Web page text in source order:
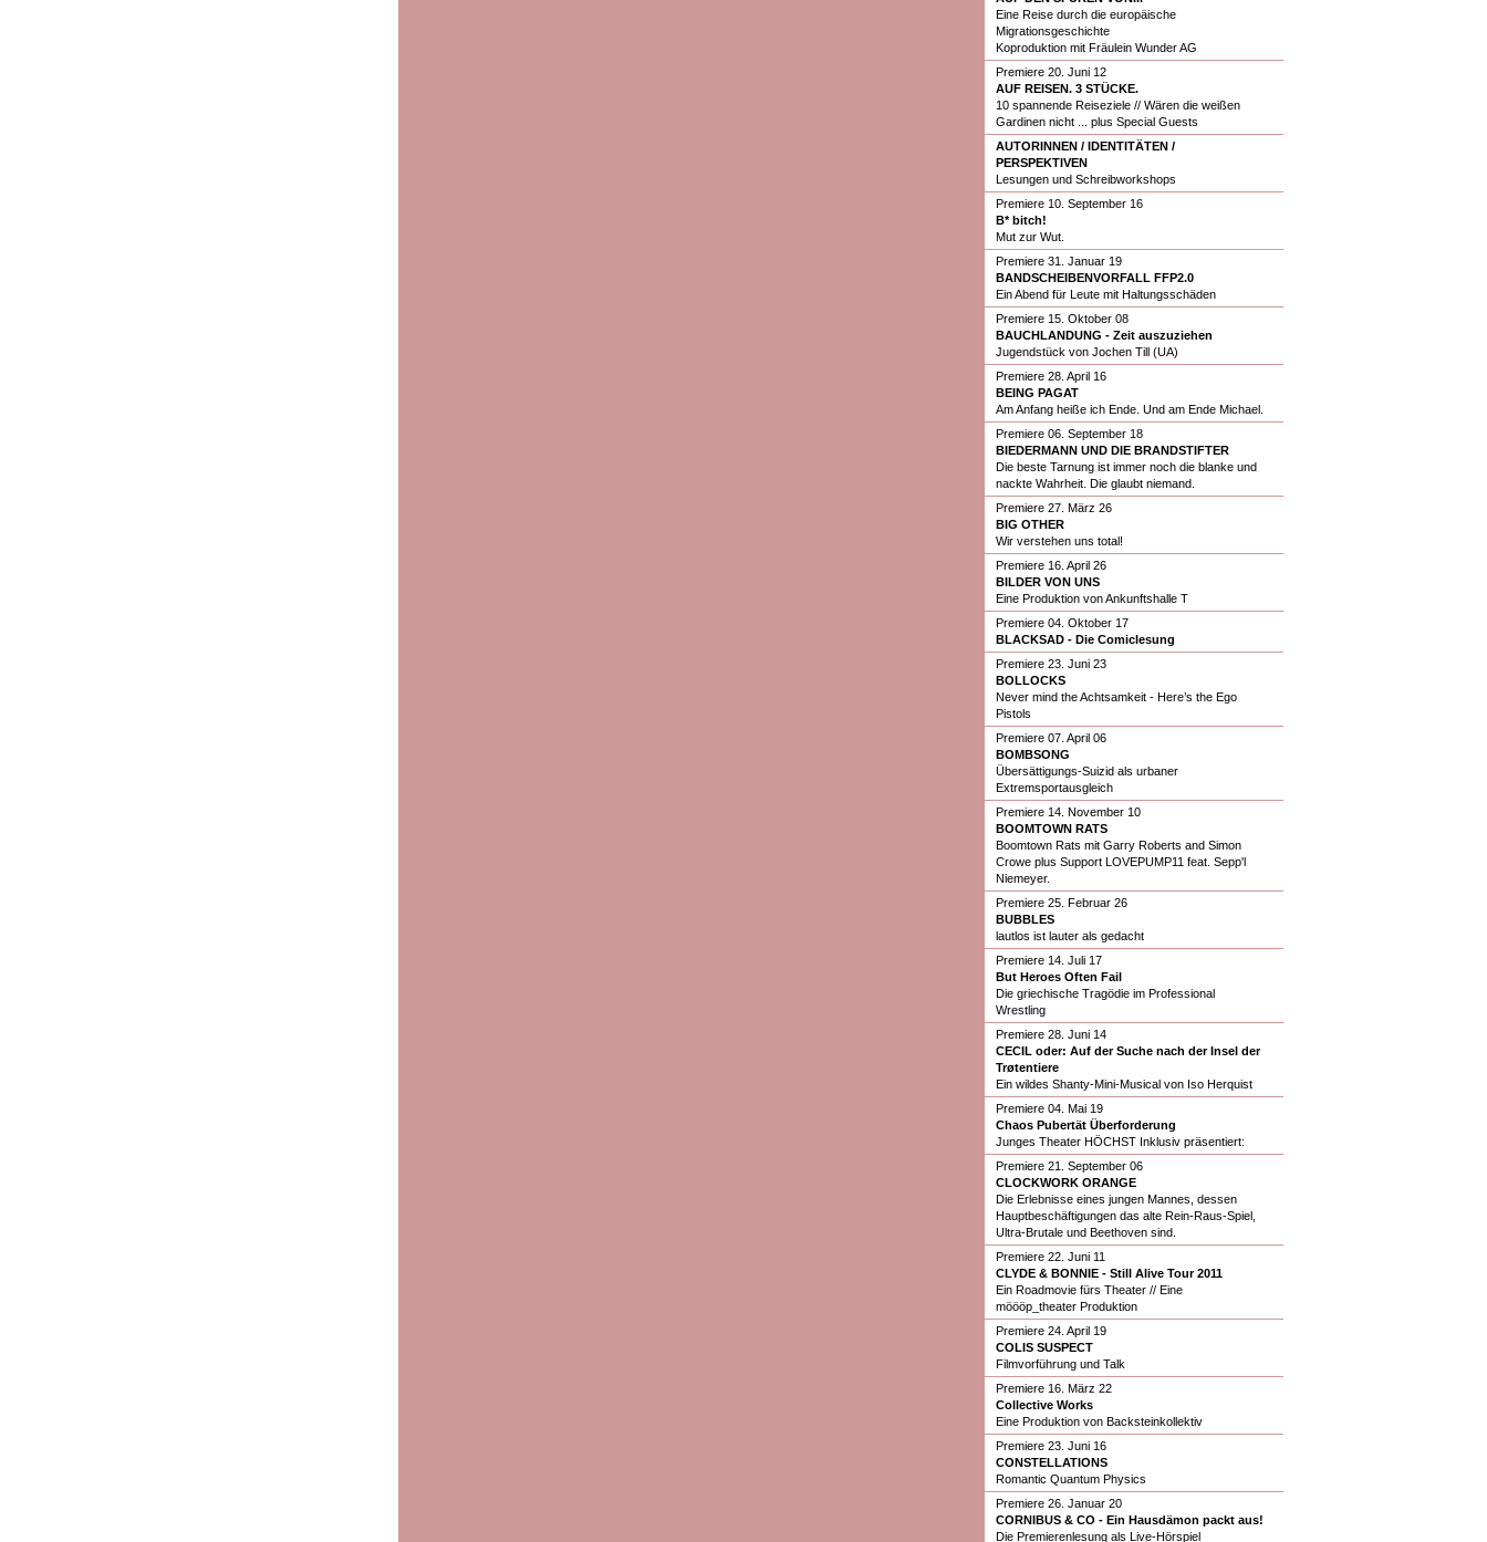
Eine Reise durch die europäische
Migrationsgeschichte
Koproduktion mit Fräulein Wunder AG
Premiere 20. Juni 12
AUF REISEN. 3 STÜCKE.
10 spannende Reiseziele // Wären die weißen
Gardinen nicht ... plus Special Guests
AUTORINNEN / IDENTITÄTEN /
PERSPEKTIVEN
Lesungen und Schreibworkshops
Premiere 10. September 16
B* bitch!
Mut zur Wut.
Premiere 31. Januar 19
BANDSCHEIBENVORFALL FFP2.0
Ein Abend für Leute mit Haltungsschäden
Premiere 15. Oktober 08
BAUCHLANDUNG - Zeit auszuziehen
Jugendstück von Jochen Till (UA)
Premiere 28. April 16
BEING PAGAT
Am Anfang heiße ich Ende. Und am Ende Michael.
Premiere 06. September 18
BIEDERMANN UND DIE BRANDSTIFTER
Die beste Tarnung ist immer noch die blanke und
nackte Wahrheit. Die glaubt niemand.
Premiere 27. März 26
BIG OTHER
Wir verstehen uns total!
Premiere 16. April 26
BILDER VON UNS
Eine Produktion von Ankunftshalle T
Premiere 04. Oktober 17
BLACKSAD - Die Comiclesung
Premiere 23. Juni 23
BOLLOCKS
Never mind the Achtsamkeit - Here’s the Ego
Pistols
Premiere 07. April 06
BOMBSONG
Übersättigungs-Suizid als urbaner
Extremsportausgleich
Premiere 14. November 10
BOOMTOWN RATS
Boomtown Rats mit Garry Roberts and Simon
Crowe plus Support LOVEPUMP11 feat. Sepp'l
Niemeyer.
Premiere 25. Februar 26
BUBBLES
lautlos ist lauter als gedacht
Premiere 14. Juli 17
But Heroes Often Fail
Die griechische Tragödie im Professional
Wrestling
Premiere 28. Juni 14
CECIL oder: Auf der Suche nach der Insel der
Trøtentiere
Ein wildes Shanty-Mini-Musical von Iso Herquist
Premiere 04. Mai 19
Chaos Pubertät Überforderung
Junges Theater HÖCHST Inklusiv präsentiert:
Premiere 21. September 06
CLOCKWORK ORANGE
Die Erlebnisse eines jungen Mannes, dessen
Hauptbeschäftigungen das alte Rein-Raus-Spiel,
Ultra-Brutale und Beethoven sind.
Premiere 22. Juni 11
CLYDE & BONNIE - Still Alive Tour 2011
Ein Roadmovie fürs Theater // Eine
möööp_theater Produktion
Premiere 24. April 19
COLIS SUSPECT
Filmvorführung und Talk
Premiere 16. März 22
Collective Works
Eine Produktion von Backsteinkollektiv
Premiere 23. Juni 16
CONSTELLATIONS
Romantic Quantum Physics
Premiere 26. Januar 20
CORNIBUS & CO - Ein Hausdämon packt aus!
Die Premierenlesung als Live-Hörspiel